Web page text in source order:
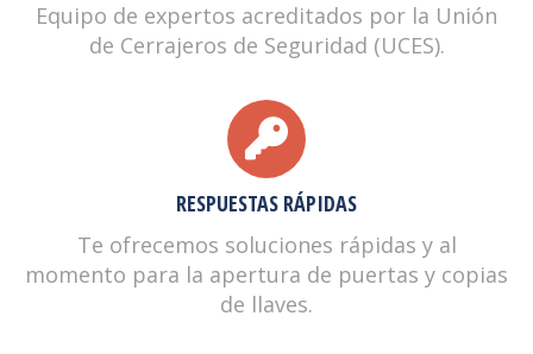
Equipo de expertos acreditados por la Unión
de Cerrajeros de Seguridad (UCES).
RESPUESTAS RÁPIDAS
Te ofrecemos soluciones rápidas y al
momento para la apertura de puertas y copias
de llaves.